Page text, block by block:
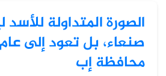
الصورة المتداولة
محافظة إب